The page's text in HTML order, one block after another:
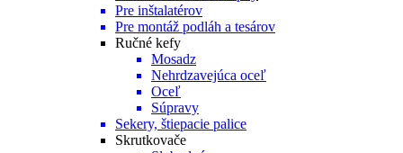
Pre inštalatérov
Pre montáž podláh a tesárov
Ručné kefy
Mosadz
Nehrdzavejúca oceľ
Oceľ
Súpravy
Sekery, štiepacie palice
Skrutkovače